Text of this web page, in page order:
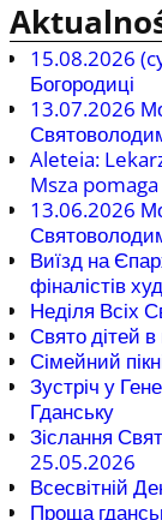
15.08.2026
Богородиці
13.07.2026
Aleteia:
Msza pomaga
13.06.2026
Виїзд на
фіналістів
Неділя Всіх
Свято дітей в
Сімейний
Зустріч у
Гданську
Зіслання
25.05.2026
Всесвітній
Проща